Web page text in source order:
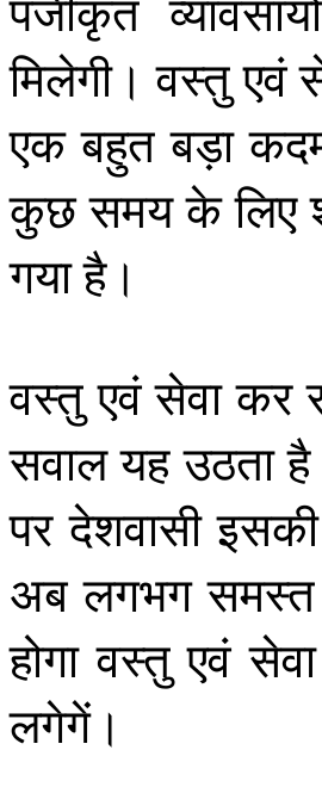
मिलेगी। वस्तुएवं
एक बहुत बड़ा
कुछसमयकेलिए
गयाहै।
वस्तु एवं सेवा कर
सवाल यह उठता है
पर देशवासी इसकी
अब लगभग समस्त
होगा वस्तु एवं सेवा
लगेगें।